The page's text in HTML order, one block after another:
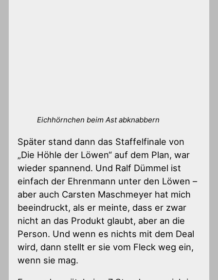
Eichhörnchen beim Ast abknabbern
Später stand dann das Staffelfinale von
„Die Höhle der Löwen“ auf dem Plan, war
wieder spannend. Und Ralf Dümmel ist
einfach der Ehrenmann unter den Löwen –
aber auch Carsten Maschmeyer hat mich
beeindruckt, als er meinte, dass er zwar
nicht an das Produkt glaubt, aber an die
Person. Und wenn es nichts mit dem Deal
wird, dann stellt er sie vom Fleck weg ein,
wenn sie mag.